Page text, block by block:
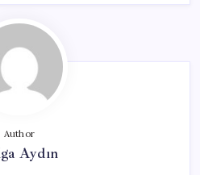
Author
Aydın